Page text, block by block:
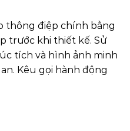
thông điệp chính bằng
trước khi thiết kế. Sử
tích và hình ảnh minh
Kêu gọi hành động